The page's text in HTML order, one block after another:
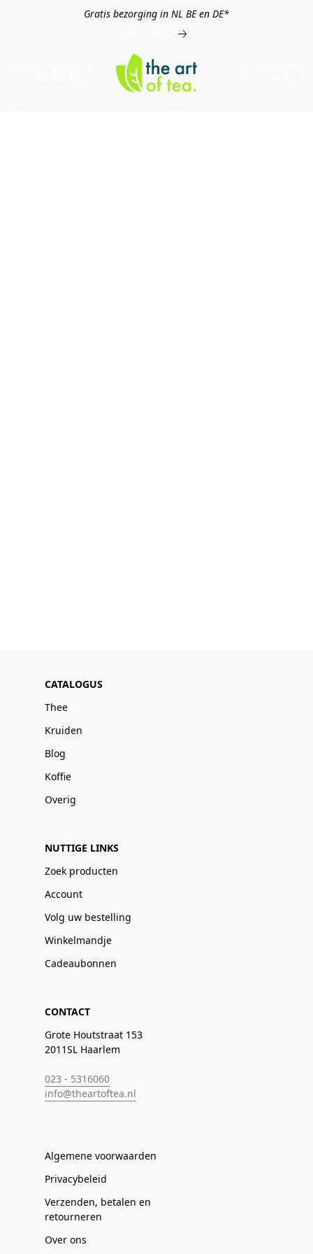
Gratis bezorging in NL BE en DE*
CATALOGUS
Thee
Kruiden
Blog
Koffie
Overig
NUTTIGE LINKS
Zoek producten
Account
Volg uw bestelling
Winkelmandje
Cadeaubonnen
CONTACT
Grote Houtstraat 153
2011SL Haarlem
023 - 5316060
info@theartoftea.nl
Algemene voorwaarden
Privacybeleid
Verzenden, betalen en
retourneren
Over ons